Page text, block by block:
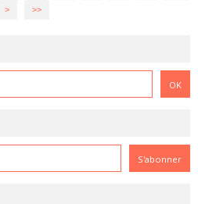
20
30
40
50
60
> >>